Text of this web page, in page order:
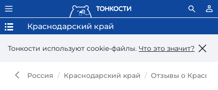
Тонкости используют сookie-файлы. Что это значит?
Краснодарский край
Россия Краснодарский край Отзывы о